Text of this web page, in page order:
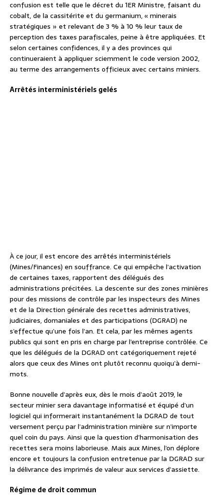
confusion est telle que le décret du 1ER Ministre, faisant du
cobalt, de la cassitérite et du germanium, « minerais
stratégiques » et relevant de 3 % à 10 % leur taux de
perception des taxes parafiscales, peine à être appliquées. Et
selon certaines confidences, il y a des provinces qui
continueraient à appliquer sciemment le code version 2002,
au terme des arrangements officieux avec certains miniers.
Arrêtés interministériels gelés
À ce jour, il est encore des arrêtés interministériels
(Mines/Finances) en souffrance. Ce qui empêche l’activation
de certaines taxes, rapportent des délégués des
administrations précitées. La descente sur des zones minières
pour des missions de contrôle par les inspecteurs des Mines
et de la Direction générale des recettes administratives,
judiciaires, domaniales et des participations (DGRAD) ne
s’effectue qu’une fois l’an. Et cela, par les mêmes agents
publics qui sont en pris en charge par l’entreprise contrôlée. Ce
que les délégués de la DGRAD ont catégoriquement rejeté
alors que ceux des Mines ont plutôt reconnu quoiqu’à demi-
mots.
Bonne nouvelle d’après eux, dès le mois d’août 2019, le
secteur minier sera davantage informatisé et équipé d’un
logiciel qui informerait instantanément la DGRAD de tout
versement perçu par l’administration minière sur n’importe
quel coin du pays. Ainsi que la question d’harmonisation des
recettes sera moins laborieuse. Mais aux Mines, l’on déplore
encore et toujours la confusion entretenue par la DGRAD sur
la délivrance des imprimés de valeur aux services d’assiette.
Régime de droit commun